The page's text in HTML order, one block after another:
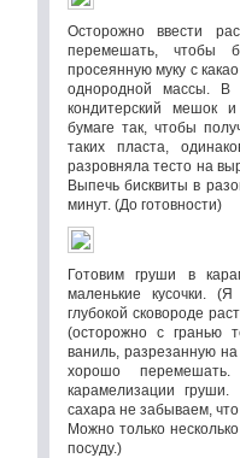
Осторожно ввести
перемешать, чтобы
просеянную муку с
однородной массы. В
кондитерский мешок
бумаге так, чтобы
таких пласта,
разровняла тесто на
Выпечь бисквиты в
минут. (До готовности)
Готовим груши в
маленькие кусочки.
глубокой сковороде
(осторожно с гранью
ваниль, разрезанную
хорошо
карамелизации
сахара не забываем,
Можно только
посуду.)